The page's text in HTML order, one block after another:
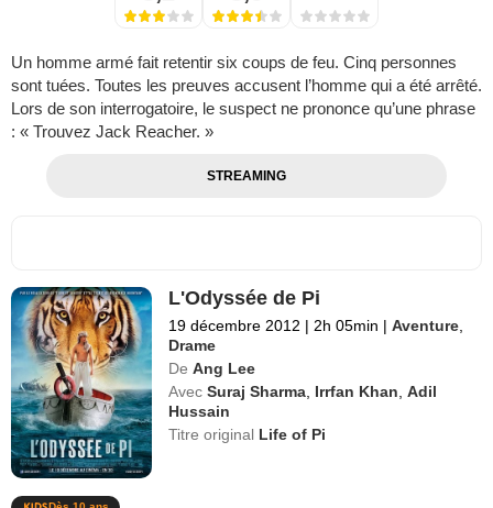
Un homme armé fait retentir six coups de feu. Cinq personnes
sont tuées. Toutes les preuves accusent l’homme qui a été arrêté.
Lors de son interrogatoire, le suspect ne prononce qu’une phrase
: « Trouvez Jack Reacher. »
STREAMING
L'Odyssée de Pi
19 décembre 2012 | 2h 05min | Aventure,
Drame
De Ang Lee
Avec Suraj Sharma, Irrfan Khan,Adil
Hussain
Titre original Life of Pi